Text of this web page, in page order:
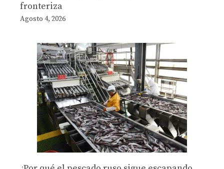
fronteriza
Agosto 4, 2026